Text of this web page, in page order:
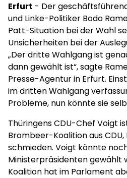
Erfurt - Der
und Linke-Politiker Bodo
Patt-Situation bei der Wahl
Unsicherheiten bei der
„Der dritte Wahlgang ist
dann gewählt ist“, sagte
Presse-Agentur in Erfurt.
im dritten Wahlgang
Probleme, nun könnte sie
Thüringens CDU-Chef Voigt
Brombeer-Koalition aus CDU,
schmieden. Voigt könnte
Ministerpräsidenten gewählt
Koalition hat im Parlament